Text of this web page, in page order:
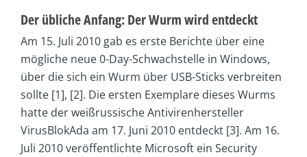
Der übliche Anfang: Der Wurm wird entdeckt
Am 15. Juli 2010 gab es erste Berichte über eine
mögliche neue 0-Day-Schwachstelle in Windows,
über die sich ein Wurm über USB-Sticks verbreiten
sollte [1], [2]. Die ersten Exemplare dieses Wurms
hatte der weißrussische Antivirenhersteller
VirusBlokAda am 17. Juni 2010 entdeckt [3]. Am 16.
Juli 2010 veröffentlichte Microsoft ein Security